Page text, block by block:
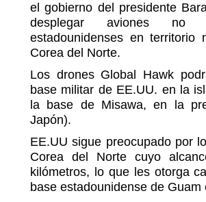
el gobierno del presidente
desplegar aviones no
estadounidenses en
Corea del Norte.
Los drones Global Hawk
base militar de EE.UU. en la
la base de Misawa, en la
Japón).
EE.UU sigue preocupado por
Corea del Norte cuyo
kilómetros, lo que les otorga
base estadounidense de